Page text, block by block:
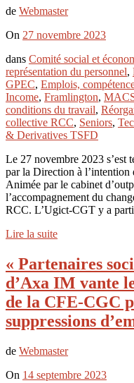
de Webmaster
On 27 novembre 2023
dans Comité social et
représentation du personnel,
GPEC, Emplois,
Income, Framlington,
conditions du travail,
collective RCC, Seniors,
& Derivatives TSFD
Le 27 novembre 2023 s’est
par la Direction à l’intention
Animée par le cabinet
l’accompagnement du
RCC. L’Ugict-CGT y a
Lire la suite
« Partenaires
d’Axa IM vante
de la CFE-CGC
suppressions
de Webmaster
On 14 septembre 2023